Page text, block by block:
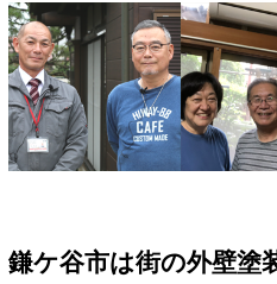
鎌ケ谷市は街の外壁塗